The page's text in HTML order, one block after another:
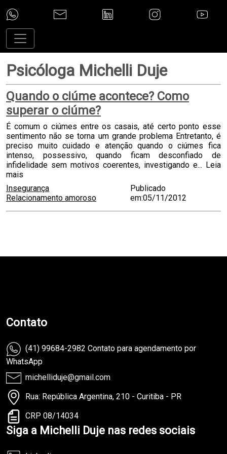
Psicóloga Michelli Duje
Quando o ciúme acontece? Como
superar o ciúme?
É comum o ciúmes entre os casais, até certo ponto esse
sentimento não se torna um grande problema Entretanto, é
preciso muito cuidado e atenção quando o ciúmes fica
intenso, possessivo, quando ficam desconfiado de
infidelidade sem motivos coerentes, investigando e... Leia
mais
Insegurança
Relacionamento amoroso
Publicado
em:05/11/2012
Contato
(41) 99684-2982 Contato para agendamento por
WhatsApp
michelliduje@gmail.com
Rua: República Argentina, 210 - Curitiba - PR
CRP 08/14034
Siga a Michelli Duje nas redes sociais